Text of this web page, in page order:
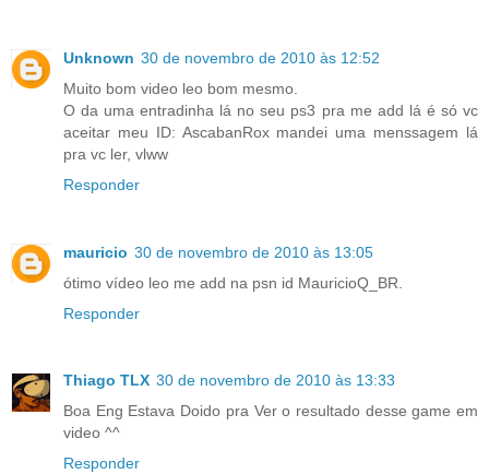
Unknown 30 de novembro de 2010 às 12:52
Muito bom video leo bom mesmo.
O da uma entradinha lá no seu ps3 pra me add lá é só vc
aceitar meu ID: AscabanRox mandei uma menssagem lá
pra vc ler, vlww
Responder
mauricio 30 de novembro de 2010 às 13:05
ótimo vídeo leo me add na psn id MauricioQ_BR.
Responder
Thiago TLX 30 de novembro de 2010 às 13:33
Boa Eng Estava Doido pra Ver o resultado desse game em
video ^^
Responder